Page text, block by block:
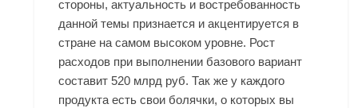
стороны, актуальность и востребованность
данной темы признается и акцентируется в
стране на самом высоком уровне. Рост
расходов при выполнении базового вариант
составит 520 млрд руб. Так же у каждого
продукта есть свои болячки, о которых вы